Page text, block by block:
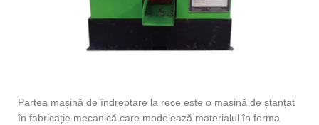
Partea mașină de îndreptare la rece este o mașină de ștanțat
în fabricație mecanică care modelează materialul în forma